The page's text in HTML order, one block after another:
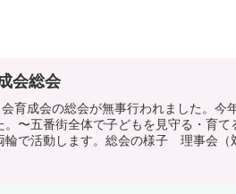
会総会
育成会の総会が無事行われました。今
。〜五番街全体で子どもを見守る・育て
輪で活動します。総会の様子 理事会（